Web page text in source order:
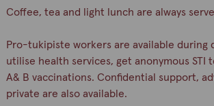
Coffee, tea and light lunch are always
Pro-tukipiste workers are available during
utilise health services, get anonymous STI
A& B vaccinations. Confidential support,
private are also available.